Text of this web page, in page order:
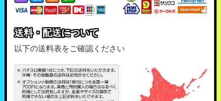
送料・配送について
以下の送料表をご確認ください